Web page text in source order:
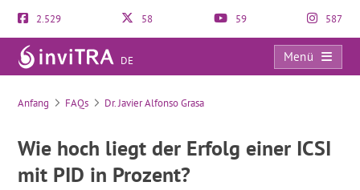
2.529 58 59 587
DE
Menü
FAQs
Anfang FAQs Dr. Javier Alfonso Grasa
Wie hoch liegt der Erfolg einer ICSI
mit PID in Prozent?